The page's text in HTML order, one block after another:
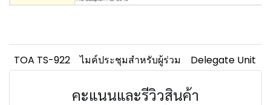
TOA TS-922 ไมค์ประชุมสำหรับผู้ร่วม Delegate Unit
คะแนนและรีวิวสินค้า